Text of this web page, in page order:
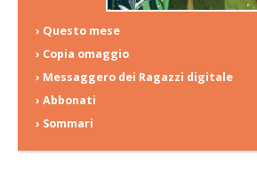
› Questo mese
› Copia omaggio
› Messaggero dei Ragazzi digitale
› Abbonati
› Sommari